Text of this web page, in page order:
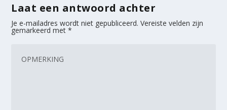
Laat een antwoord achter
Je e-mailadres wordt niet gepubliceerd. Vereiste velden zijn
gemarkeerd met*